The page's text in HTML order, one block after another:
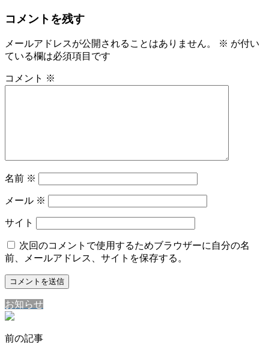
コメントを残す
メールアドレスが公開されることはありません。 ※ が付い
ている欄は必須項目です
コメント ※
名前 ※
メール ※
サイト
次回のコメントで使用するためブラウザーに自分の名
前、メールアドレス、サイトを保存する。
お知らせ
前の記事